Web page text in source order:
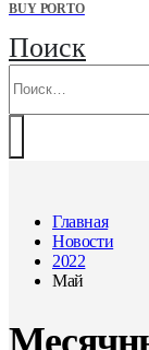
BUY PORTO
Поиск
Главная
Новости
2022
Май